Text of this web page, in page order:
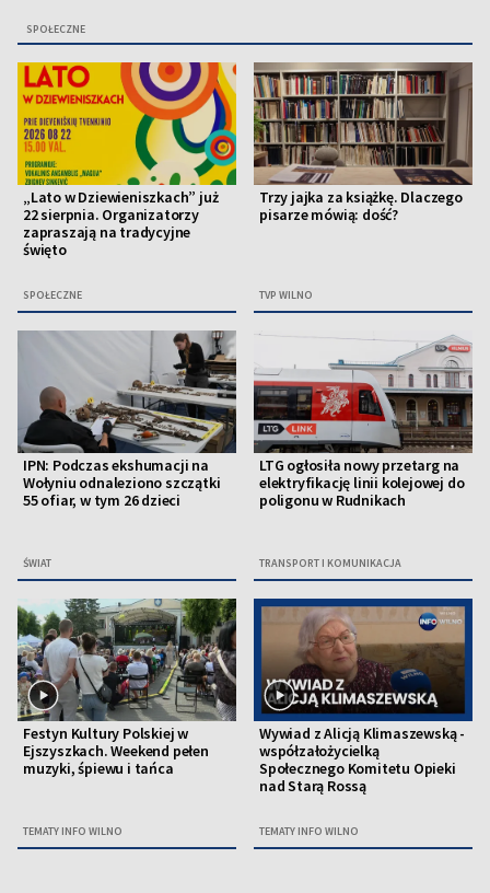
SPOŁECZNE
„Lato w Dziewieniszkach” już
22 sierpnia. Organizatorzy
zapraszają na tradycyjne
święto
SPOŁECZNE
Trzy jajka za książkę. Dlaczego
pisarze mówią: dość?
TVP WILNO
IPN: Podczas ekshumacji na
Wołyniu odnaleziono szczątki
55 ofiar, w tym 26 dzieci
ŚWIAT
LTG ogłosiła nowy przetarg na
elektryfikację linii kolejowej do
poligonu w Rudnikach
TRANSPORT I KOMUNIKACJA
Festyn Kultury Polskiej w
Ejszyszkach. Weekend pełen
muzyki, śpiewu i tańca
TEMATY INFO WILNO
Wywiad z Alicją Klimaszewską -
współzałożycielką
Społecznego Komitetu Opieki
nad Starą Rossą
TEMATY INFO WILNO